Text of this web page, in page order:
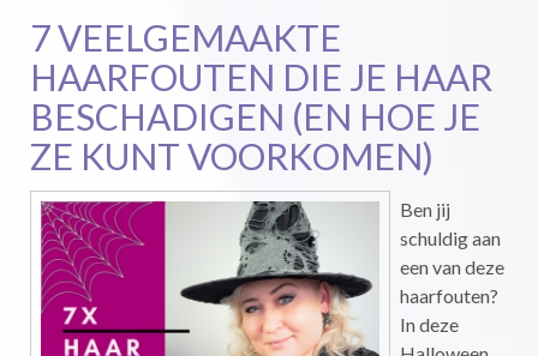
7 VEELGEMAAKTE
HAARFOUTEN DIE JE HAAR
BESCHADIGEN (EN HOE JE
ZE KUNT VOORKOMEN)
Ben jij
schuldig aan
een van deze
haarfouten?
In deze